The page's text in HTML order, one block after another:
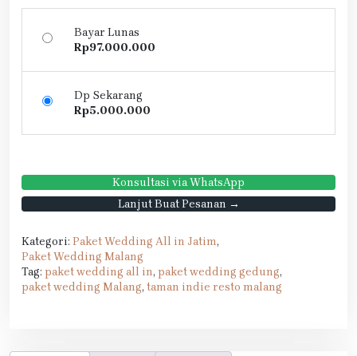
Bayar Lunas
Rp97.000.000
Dp Sekarang
Rp5.000.000
Konsultasi via WhatsApp
Lanjut Buat Pesanan →
Kategori: Paket Wedding All in Jatim,
Paket Wedding Malang
Tag: paket wedding all in, paket wedding gedung,
paket wedding Malang, taman indie resto malang